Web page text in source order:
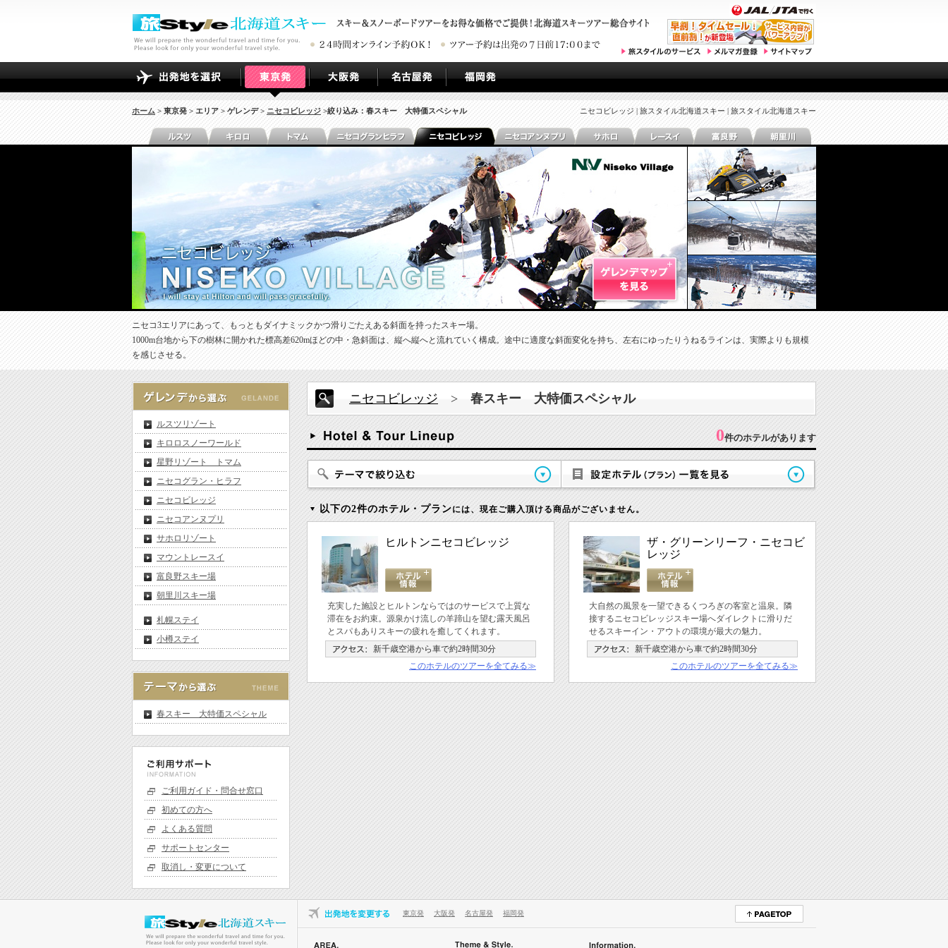
ニセコビレッジ | 旅スタイル北海道スキー | 旅スタイル北海道スキー
ホーム > 東京発 > エリア > ゲレンデ > ニセコビレッジ >絞り込み：春スキー 大特価スペシャル
ニセコ3エリアにあって、もっともダイナミックかつ滑りごたえある斜面を持ったスキー場。
1000m台地から下の樹林に開かれた標高差620mほどの中・急斜面は、縦へ縦へと流れていく構成。途中に適度な斜面変化を持ち、左右にゆったりうねるラインは、実際よりも規模
を感じさせる。
ニセコビレッジ > 春スキー 大特価スペシャル
0件のホテルがあります
以下の2件のホテル・プランには、現在ご購入頂ける商品がございません。
ヒルトンニセコビレッジ
充実した施設とヒルトンならではのサービスで上質な
滞在をお約束。源泉かけ流しの羊蹄山を望む露天風呂
とスパもありスキーの疲れを癒してくれます。
新千歳空港から車で約2時間30分
このホテルのツアーを全てみる≫
ザ・グリーンリーフ・ニセコビ
レッジ
大自然の風景を一望できるくつろぎの客室と温泉。隣
接するニセコビレッジスキー場へダイレクトに滑りだ
せるスキーイン・アウトの環境が最大の魅力。
新千歳空港から車で約2時間30分
このホテルのツアーを全てみる≫
ルスツリゾート
キロロスノーワールド
星野リゾート トマム
ニセコグラン・ヒラフ
ニセコビレッジ
ニセコアンヌプリ
サホロリゾート
マウントレースイ
富良野スキー場
朝里川スキー場
札幌ステイ
小樽ステイ
春スキー 大特価スペシャル
ご利用ガイド・問合せ窓口
初めての方へ
よくある質問
サポートセンター
取消し・変更について
東京発 大阪発 名古屋発 福岡発